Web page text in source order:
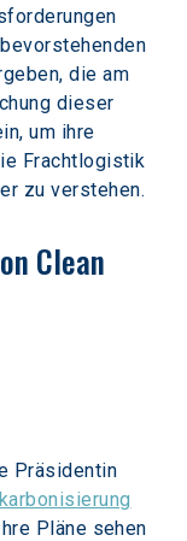
die am
dieser
um ihre
Frachtlogistik
zu verstehen.
Clean
Präsidentin
Pläne sehen